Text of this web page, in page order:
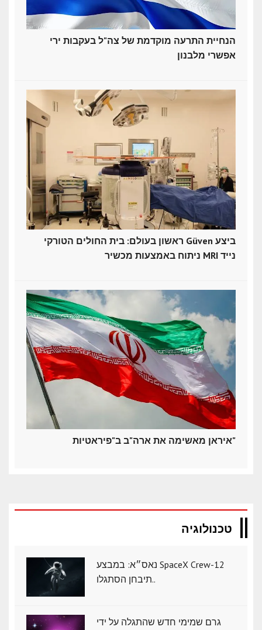
הנחיית התרעה מוקדמת של צה"ל בעקבות ירי
אפשרי מלבנון
ראשון בעולם: בית החולים הטורקי Güven ביצע
ניתוח באמצעות מכשיר MRI נייד
איראן מאשימה את ארה"ב ב"פיראטיות"
טכנולוגיה
נאס״א: במבצע SpaceX Crew-12
תיבחן הסתגלו..
גרם שמימי חדש שהתגלה על ידי